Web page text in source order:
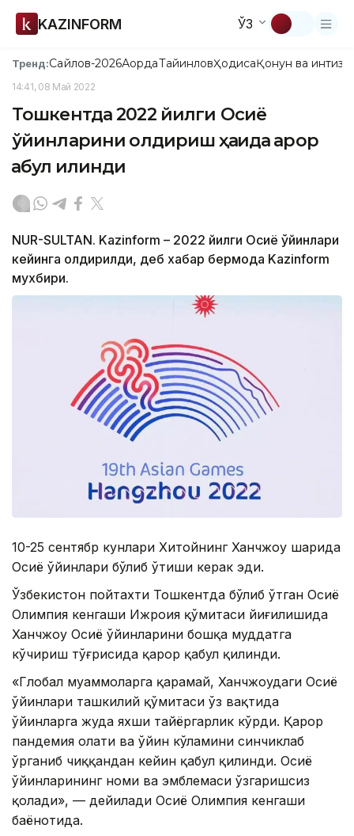
KAZINFORM ЎЗ
Тренд:Сайлов-2026АқордаТайинловҲодисаҚонун ва
14:41, 08 Май 2022
Тошкентда 2022 йилги Осиё
ўйинларини қолдириш ҳақида қарор
қабул қилинди
NUR-SULTAN. Kazinform – 2022 йилги Осиё ўйинлари
кейинга қолдирилди, деб хабар бермоқда Kazinform
мухбири.
10-25 сентябр кунлари Хитойнинг Ханчжоу шаҳрида
Осиё ўйинлари бўлиб ўтиши керак эди.
Ўзбекистон пойтахти Тошкентда бўлиб ўтган Осиё
Олимпия кенгаши Ижроия қўмитаси йиғилишида
Ханчжоу Осиё ўйинларини бошқа муддатга
кўчириш тўғрисида қарор қабул қилинди.
«Глобал муаммоларга қарамай, Ханчжоудаги Осиё
ўйинлари ташкилий қўмитаси ўз вақтида
ўйинларга жуда яхши тайёргарлик кўрди. Қарор
пандемия ҳолати ва ўйин кўламини синчиклаб
ўрганиб чиққандан кейин қабул қилинди. Осиё
ўйинларининг номи ва эмблемаси ўзгаришсиз
қолади», — дейилади Осиё Олимпия кенгаши
баёнотида.